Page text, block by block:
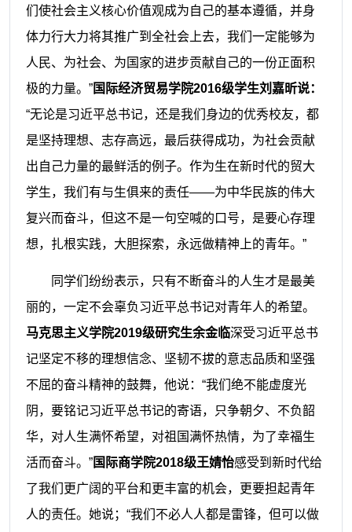
们使社会主义核心价值观成为自己的基本遵循，并身
体力行大力将其推广到全社会上去，我们一定能够为
人民、为社会、为国家的进步贡献自己的一份正面积
极的力量。 ”国际经济贸易学院2016级学生刘嘉昕说：
“无论是习近平总书记，还是我们身边的优秀校友，都
是坚持理想、志存高远，最后获得成功，为社会贡献
出自己力量的最鲜活的例子。作为生在新时代的贸大
学生，我们有与生俱来的责任——为中华民族的伟大
复兴而奋斗，但这不是一句空喊的口号，是要心存理
想，扎根实践，大胆探索，永远做精神上的青年。”
同学们纷纷表示，只有不断奋斗的人生才是最美
丽的，一定不会辜负习近平总书记对青年人的希望。
马克思主义学院2019级研究生余金临深受习近平总书
记坚定不移的理想信念、坚韧不拔的意志品质和坚强
不屈的奋斗精神的鼓舞，他说： “我们绝不能虚度光
阴，要铭记习近平总书记的寄语，只争朝夕、不负韶
华，对人生满怀希望，对祖国满怀热情，为了幸福生
活而奋斗。”国际商学院2018级王婧怡感受到新时代给
了我们更广阔的平台和更丰富的机会，更要担起青年
人的责任。她说； “我们不必人人都是雷锋，但可以做